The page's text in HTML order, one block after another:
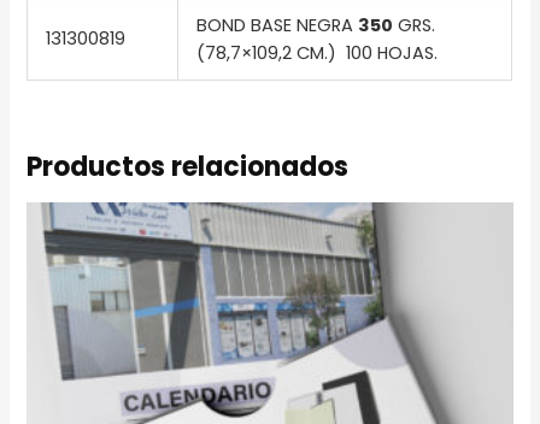
131300819
BOND BASE NEGRA 350 GRS.
(78,7×109,2 CM.) 100 HOJAS.
Productos relacionados